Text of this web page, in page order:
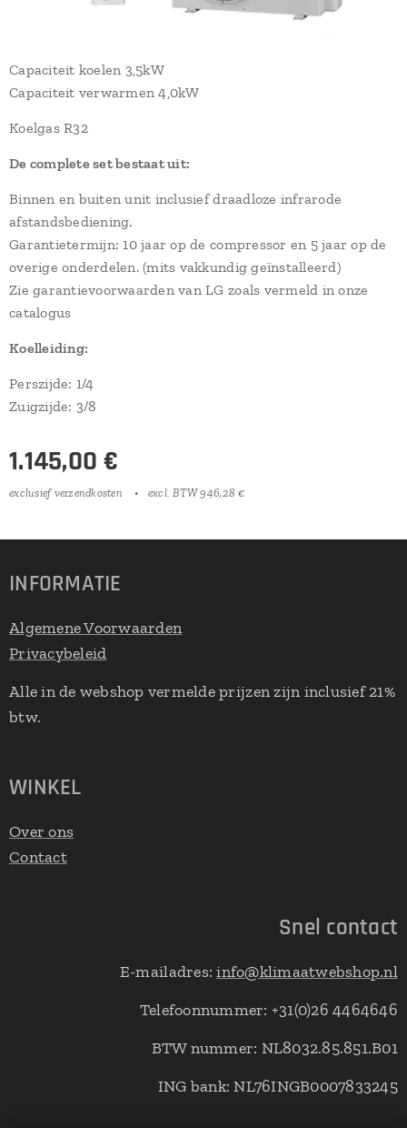
Capaciteit koelen 3,5kW
Capaciteit verwarmen 4,0kW
Koelgas R32
De complete set bestaat uit:
Binnen en buiten unit inclusief draadloze infrarode
afstandsbediening.
Garantietermijn: 10 jaar op de compressor en 5 jaar op de
overige onderdelen. (mits vakkundig geïnstalleerd)
Zie garantievoorwaarden van LG zoals vermeld in onze
catalogus
Koelleiding:
Perszijde: 1/4
Zuigzijde: 3/8
1.145,00 €
exclusief verzendkosten excl. BTW 946,28 €
INFORMATIE
Algemene Voorwaarden
Privacybeleid
Alle in de webshop vermelde prijzen zijn inclusief 21%
btw.
WINKEL
Over ons
Contact
Snel contact
E-mailadres:info@klimaatwebshop.nl
Telefoonnummer: +31(0)26 4464646
BTW nummer: NL8032.85.851.B01
ING bank: NL76INGB0007833245